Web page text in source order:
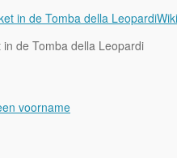
de Tomba della Leopardi